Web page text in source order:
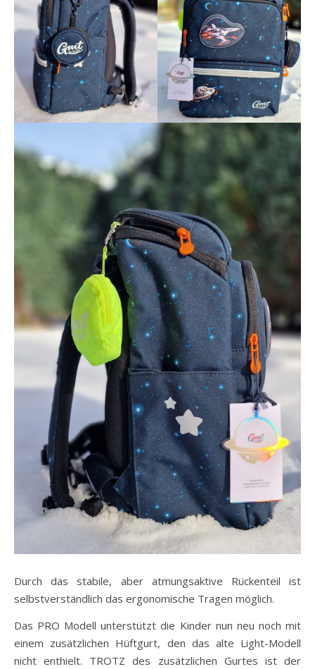
Durch das stabile, aber atmungsaktive Rückenteil ist
selbstverständlich das ergonomische Tragen möglich.
Das PRO Modell unterstützt die Kinder nun neu noch mit
einem zusätzlichen Hüftgurt, den das alte Light-Modell
nicht enthielt. TROTZ des zusätzlichen Gurtes ist der